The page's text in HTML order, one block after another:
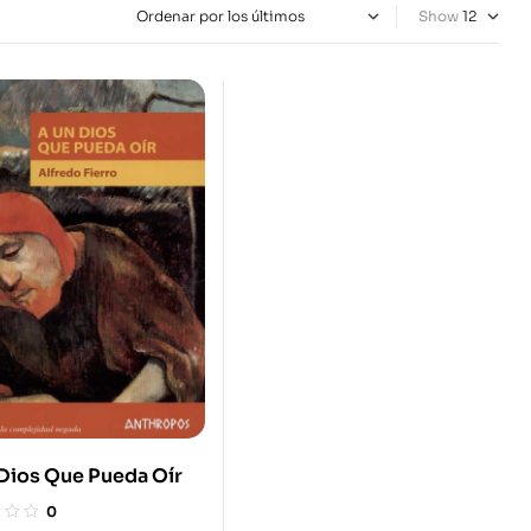
Show
Que Pueda Oír
0